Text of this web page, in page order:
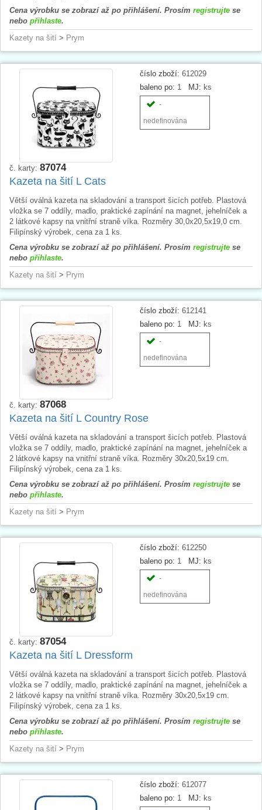
Cena výrobku se zobrazí až po přihlášení. Prosím registrujte se
nebo přihlaste.
Kazety na šití > Prym
číslo zboží: 612029
baleno po: 1 MJ: ks
-
nedefinována
č. karty: 87074
Kazeta na šití L Cats
Větší oválná kazeta na skladování a transport šicích potřeb. Plastová
vložka se 7 oddíly, madlo, praktické zapínání na magnet, jehelníček a
2 látkové kapsy na vnitřní straně víka. Rozměry 30,0x20,5x19,0 cm.
Filipínský výrobek, cena za 1 ks.
Cena výrobku se zobrazí až po přihlášení. Prosím registrujte se
nebo přihlaste.
Kazety na šití > Prym
číslo zboží: 612141
baleno po: 1 MJ: ks
-
nedefinována
č. karty: 87068
Kazeta na šití L Country Rose
Větší oválná kazeta na skladování a transport šicích potřeb. Plastová
vložka se 7 oddíly, madlo, praktické zapínání na magnet, jehelníček a
2 látkové kapsy na vnitřní straně víka. Rozměry 30x20,5x19 cm.
Filipínský výrobek, cena za 1 ks.
Cena výrobku se zobrazí až po přihlášení. Prosím registrujte se
nebo přihlaste.
Kazety na šití > Prym
číslo zboží: 612250
baleno po: 1 MJ: ks
-
nedefinována
č. karty: 87054
Kazeta na šití L Dressform
Větší oválná kazeta na skladování a transport šicích potřeb. Plastová
vložka se 7 oddíly, madlo, praktické zapínání na magnet, jehelníček a
2 látkové kapsy na vnitřní straně víka. Rozměry 30x20,5x19 cm.
Filipínský výrobek, cena za 1 ks.
Cena výrobku se zobrazí až po přihlášení. Prosím registrujte se
nebo přihlaste.
Kazety na šití > Prym
číslo zboží: 612077
baleno po: 1 MJ: ks